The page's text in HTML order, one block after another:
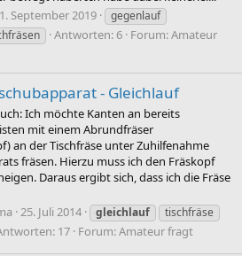
September 2019
gegenlauf
Antworten: 6 Forum:Amateur
- Gleichlauf
Ich möchte Kanten an bereits
mit einem Abrundfräser
an der Tischfräse unter Zuhilfenahme
fräsen. Hierzu muss ich den Fräskopf
Daraus ergibt sich, dass ich die Fräse
25. Juli 2014 gleichlauf
tischfräse
17 Forum:Amateur fragt